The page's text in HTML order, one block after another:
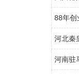
河南驻